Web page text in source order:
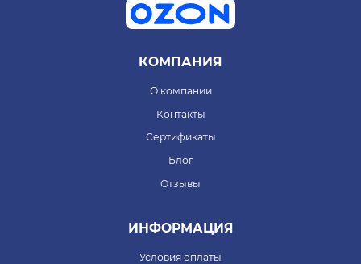
КОМПАНИЯ
О компании
Контакты
Сертификаты
Блог
Отзывы
ИНФОРМАЦИЯ
Условия оплаты